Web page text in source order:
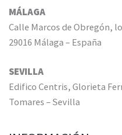
MÁLAGA
Calle Marcos de Obregón,
29016 Málaga – España
SEVILLA
Edifico Centris, Glorieta
Tomares – Sevilla